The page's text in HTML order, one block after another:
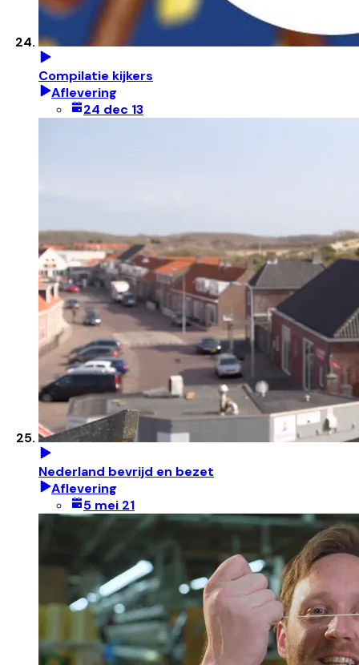
Compilatie kijkers
Aflevering
24 dec 13
Nederland bevrijd en bezet
Aflevering
5 mei 21